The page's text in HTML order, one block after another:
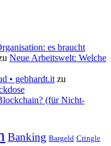
es braucht
Neue Arbeitswelt: Welche
• gebhardt.it zu
(für Nicht-
Banking Bargeld Cringle